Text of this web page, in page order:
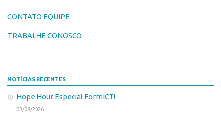
Softwares
Cultivares
Como solicitar
Portal do Inventor
VPI – Vocação para Inovação
CONTATO EQUIPE
TRABALHE CONOSCO
NOTÍCIAS RECENTES
Hope Hour Especial FormICT!
03/08/2026